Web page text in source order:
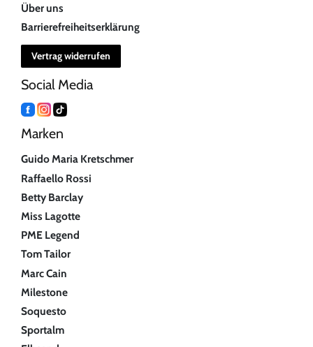
Über uns
Barrierefreiheitserklärung
Vertrag widerrufen
Social Media
Marken
Guido Maria Kretschmer
Raffaello Rossi
Betty Barclay
Miss Lagotte
PME Legend
Tom Tailor
Marc Cain
Milestone
Soquesto
Sportalm